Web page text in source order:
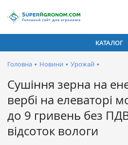
КАТАЛОГ
Головна • Новини • Урожай •
Cушіння зерна на
вербі на елеваторі
до 9 гривень без
відсоток вологи